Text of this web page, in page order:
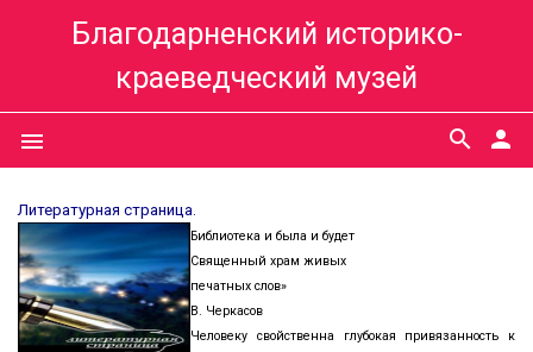
Благодарненский историко-
краеведческий музей
menu person
search
Литературная страница.
Библиотека и была и будет
Священный храм живых
печатных слов»
В. Черкасов
Человеку свойственна глубокая привязанность к